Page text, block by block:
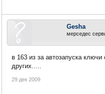
Gesha
мерседес
в 163 из за автозапуска
других.....
29 дек 2009